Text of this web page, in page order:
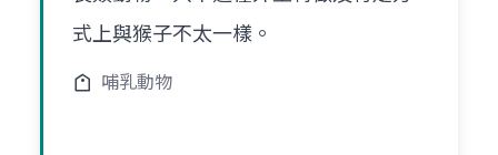
式上與猴子不太一樣。
哺乳動物